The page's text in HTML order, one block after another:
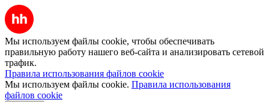
Мы используем файлы cookie, чтобы обеспечивать
правильную работу нашего веб-сайта и анализировать сетевой
трафик.
Правила использования файлов cookie
Мы используем файлы cookie. Правила использования
файлов cookie